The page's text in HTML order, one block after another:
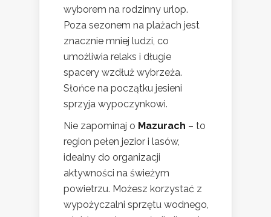
wyborem na rodzinny urlop.
Poza sezonem na plażach jest
znacznie mniej ludzi, co
umożliwia relaks i długie
spacery wzdłuż wybrzeża.
Słońce na początku jesieni
sprzyja wypoczynkowi.
Nie zapominaj o Mazurach – to
region pełen jezior i lasów,
idealny do organizacji
aktywności na świeżym
powietrzu. Możesz korzystać z
wypożyczalni sprzętu wodnego,